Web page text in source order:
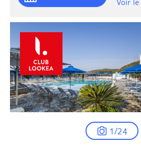
1/24